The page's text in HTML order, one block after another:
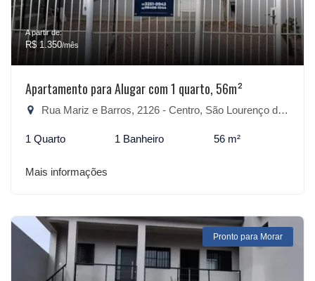
A partir de:
R$ 1.350/mês
Apartamento para Alugar com 1 quarto, 56m²
Rua Mariz e Barros, 2126 - Centro, São Lourenço do Sul-RS
1 Quarto 1 Banheiro 56 m²
Mais informações
Pronto para Morar